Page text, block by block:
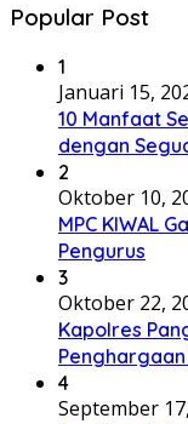
Popular Post
1
Januari 15,
10 Manfaat
dengan
2
Oktober 10,
MPC KIWAL
Pengurus
3
Oktober 22,
Kapolres
4
September